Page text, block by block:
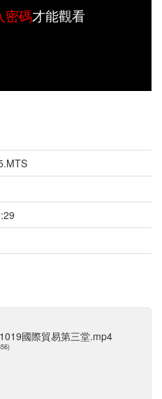
密碼才能觀看
國際貿易第三堂.mp4